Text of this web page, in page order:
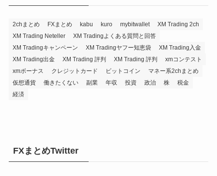
2chまとめ FXまとめ kabu kuro mybitwallet
XM Trading 2ch
XM Trading Neteller
XM Tradingよくある質問と回答
XM Tradingキャンペーン
XM Tradingヤフー知恵袋
XM Trading入金
XM Trading出金
XM Trading 評判 XM Trading 評判
xmコンテスト
xmボーナス
クレジットカード ビットコイン
マネー系2chまとめ
仮想通貨
働きたくない 副業 年収 投資 政治 株
税金
経済
FXまとめTwitter